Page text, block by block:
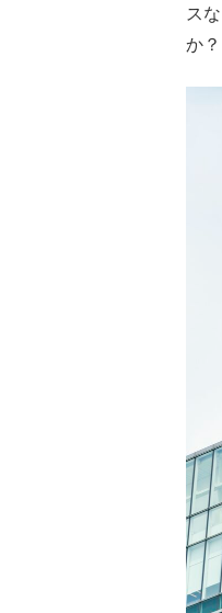
ス
か？